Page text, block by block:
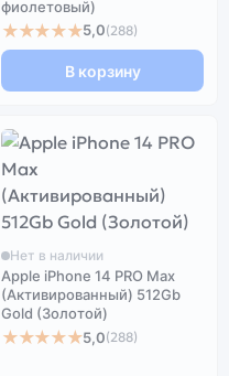
фиолетовый)
★★★★★5,0(288)
В корзину
Нет в наличии
Apple iPhone 14 PRO Max
(Активированный) 512Gb
Gold (Золотой)
★★★★★5,0(288)